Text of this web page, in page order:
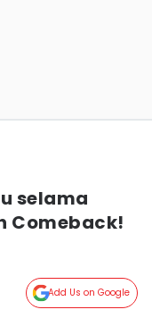
selama
Comeback!
Add Us on Google